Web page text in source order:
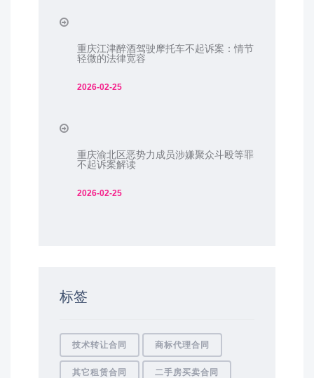
重庆江津醉酒驾驶摩托车不起诉案：情节
轻微的法律宽容
2026-02-25
重庆渝北区恶势力成员涉嫌聚众斗殴等罪
不起诉案解读
2026-02-25
标签
技术转让合同 商标代理合同
其它租赁合同 二手房买卖合同